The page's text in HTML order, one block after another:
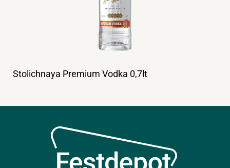
Stolichnaya Premium Vodka 0,7lt